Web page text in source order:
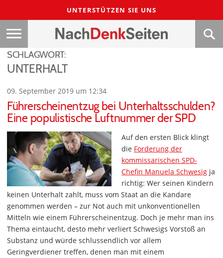
UNTERSTÜTZEN SIE UNS
SCHLAGWORT:
UNTERHALT
09. September 2019 um 12:34
Führerscheinentzug bei Unterhaltsschulden?
Eine populistische Luftnummer der SPD
Auf den ersten Blick klingt
die Forderung der
kommissarischen SPD-
Chefin Manuela Schwesig ja
richtig: Wer seinen Kindern
keinen Unterhalt zahlt, muss vom Staat an die Kandare
genommen werden – zur Not auch mit unkonventionellen
Mitteln wie einem Führerscheinentzug. Doch je mehr man ins
Thema eintaucht, desto mehr verliert Schwesigs Vorstoß an
Substanz und würde schlussendlich vor allem
Geringverdiener treffen, denen man mit einem